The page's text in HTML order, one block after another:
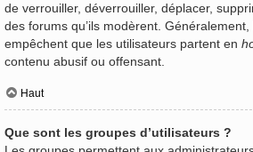
de verrouiller, déverrouiller, déplacer,
des forums qu’ils modèrent.
empêchent que les utilisateurs partent en
contenu abusif ou offensant.
Haut
Que sont les groupes d’utilisateurs ?